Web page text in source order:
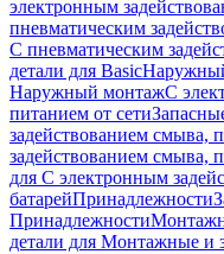
электронным
пневматическим
С пневматическим
детали для Basic
Наружный монтажС
питанием от сети
задействованием смыва,
задействованием смыва,
для С электронным
батарейПринадлежности
Принадлежности
детали для Монтажные и